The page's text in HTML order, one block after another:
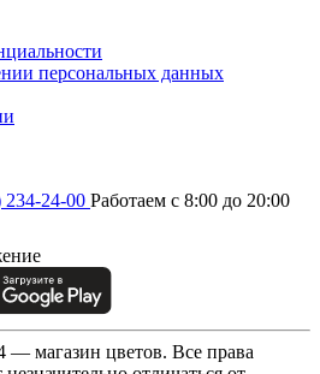
персональных данных
234-24-00 Работаем c 8:00 до 20:00
— магазин цветов. Все права